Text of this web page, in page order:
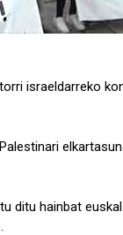
israeldarreko
ditu hainbat